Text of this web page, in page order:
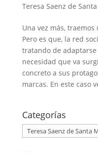
Teresa Saenz de
Una vez más,
Pero es que, la red
tratando de
necesidad que va
concreto a sus
marcas. En este caso
Categorías
Categorías